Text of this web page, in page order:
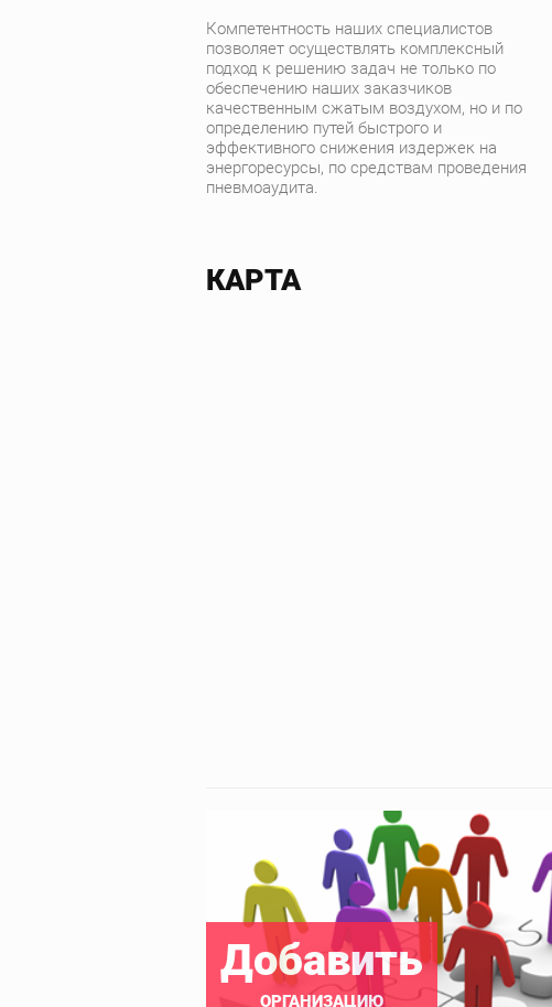
Компетентность наших специалистов
позволяет осуществлять комплексный
подход к решению задач не только по
обеспечению наших заказчиков
качественным сжатым воздухом, но и по
определению путей быстрого и
эффективного снижения издержек на
энергоресурсы, по средствам проведения
пневмоаудита.
КАРТА
Добавить
ОРГАНИЗАЦИЮ